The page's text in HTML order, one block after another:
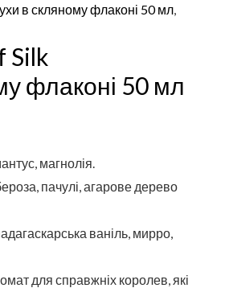
в скляному флаконі 50 мл,
Silk
флаконі 50 мл
магнолія.
пачулі, агарове дерево
ваніль, мирро,
для справжніх королев, які